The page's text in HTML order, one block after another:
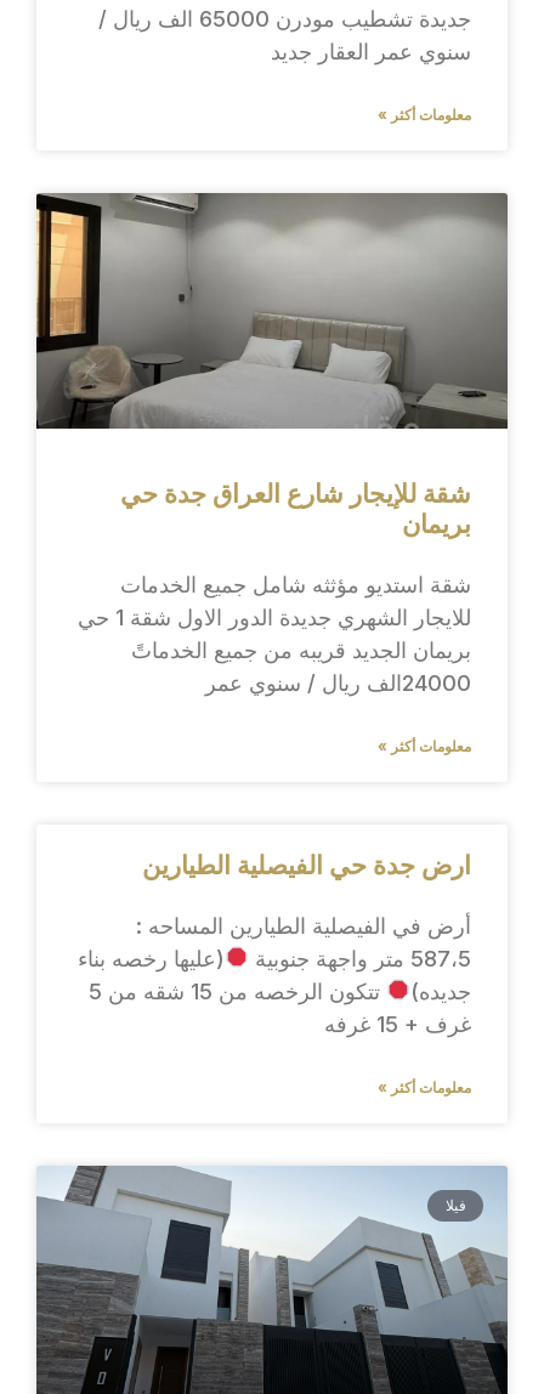
جديدة تشطيب مودرن 65000 الف ريال /
سنوي عمر العقار جديد
معلومات أكثر »
شقة للإيجار شارع العراق جدة حي
بريمان
شقة استديو مؤثثه شامل جميع الخدمات
للايجار الشهري جديدة الدور الاول شقة 1 حي
بريمان الجديد قريبه من جميع الخدماتً
24000الف ريال / سنوي عمر
معلومات أكثر »
ارض جدة حي الفيصلية الطيارين
أرض في الفيصلية الطيارين المساحه :
587،5 متر واجهة جنوبية
(عليها رخصه بناء
جديده)
تتكون الرخصه من 15 شقه من 5
غرف + 15 غرفه
معلومات أكثر »
فيلا